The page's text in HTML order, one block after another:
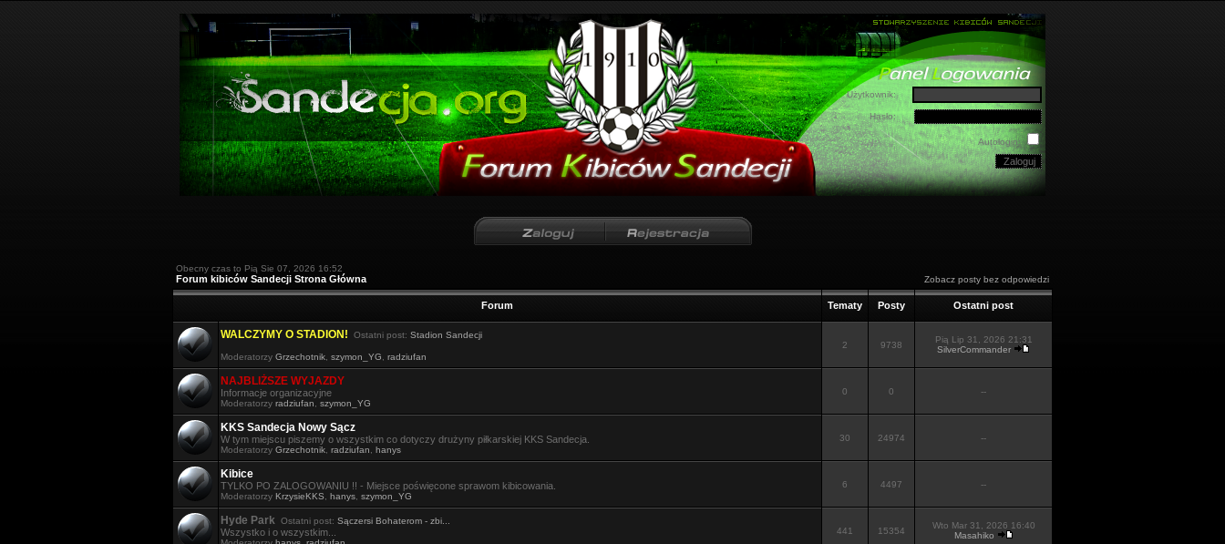
Użytkownik:
Hasło:
Autologin:
Obecny czas to Pią Sie 07, 2026 16:52
Forum kibiców Sandecji Strona Główna Zobacz posty bez odpowiedzi
Forum Tematy Posty Ostatni post
WALCZYMY O STADION! Ostatni post: Stadion Sandecji
Moderatorzy Grzechotnik szymon_YG radziufan
2 9738
Pią Lip 31, 2026 21:31
SilverCommander
NAJBLIŻSZE WYJAZDY
Informacje organizacyjne
Moderatorzy radziufan szymon_YG
0 0 --
KKS Sandecja Nowy Sącz
W tym miejscu piszemy o wszystkim co dotyczy drużyny piłkarskiej KKS Sandecja.
Moderatorzy Grzechotnik radziufan hanys
30 24974 --
Kibice
TYLKO PO ZALOGOWANIU !! - Miejsce poświęcone sprawom kibicowania.
Moderatorzy KrzysieKKS hanys szymon_YG
6 4497 --
Hyde Park Ostatni post: Sączersi Bohaterom - zbi...
Wszystko i o wszystkim... 441 15354
Wto Mar 31, 2026 16:40
Masahiko